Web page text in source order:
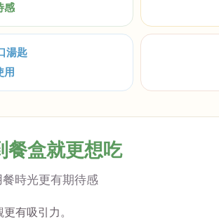
感
湯匙
用
餐盒就更想吃
時光更有期待感
有吸引力。